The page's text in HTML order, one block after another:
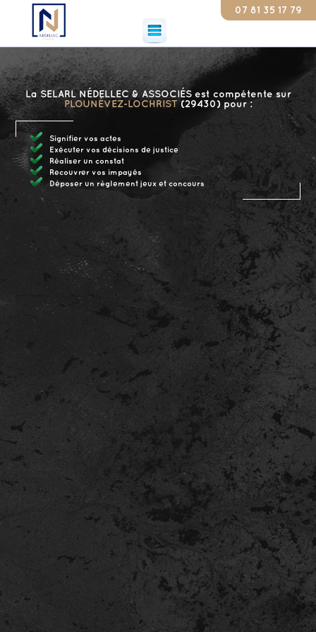
07 81 35 17 79
La SELARL NÉDELLEC & ASSOCIÉS est compétente sur
PLOUNÉVEZ-LOCHRIST(29430) pour :
Signifier vos actes
Exécuter vos décisions de justice
Réaliser un constat
Recouvrer vos impayés
Déposer un règlement jeux et concours